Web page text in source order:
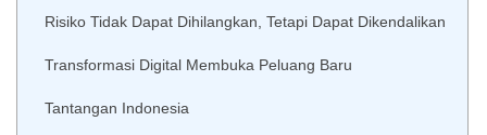
Risiko Tidak Dapat Dihilangkan, Tetapi Dapat Dikendalikan
Transformasi Digital Membuka Peluang Baru
Tantangan Indonesia